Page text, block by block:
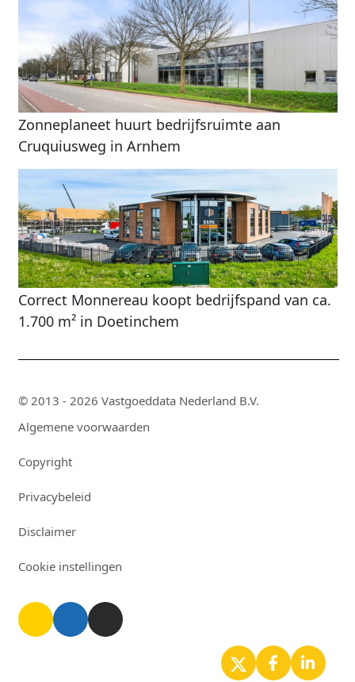
Zonneplaneet huurt bedrijfsruimte aan
Cruquiusweg in Arnhem
Correct Monnereau koopt bedrijfspand van ca.
1.700 m² in Doetinchem
© 2013 - 2026 Vastgoeddata Nederland B.V.
Algemene voorwaarden
Copyright
Privacybeleid
Disclaimer
Cookie instellingen